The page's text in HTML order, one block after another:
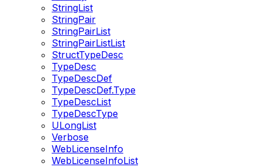
StringList
StringPair
StringPairList
StringPairListList
StructTypeDesc
TypeDesc
TypeDescDef
TypeDescDef.Type
TypeDescList
TypeDescType
ULongList
Verbose
WebLicenseInfo
WebLicenseInfoList